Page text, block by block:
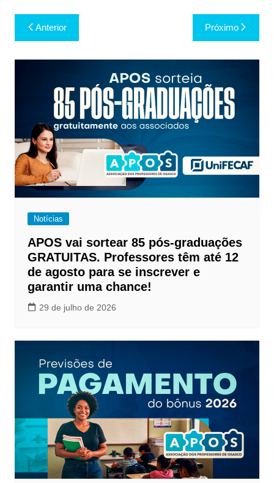
Navegação
de
Post
Anterior Próximo
Notícias
APOS vai sortear 85 pós-graduações
GRATUITAS. Professores têm até 12
de agosto para se inscrever e
garantir uma chance!
29 de julho de 2026